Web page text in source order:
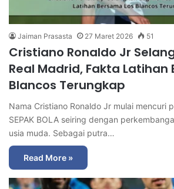
Jaiman Prasasta 27 Maret 2026 51
Cristiano Ronaldo Jr
Real Madrid, Fakta Latihan
Blancos Terungkap
Nama Cristiano Ronaldo Jr mulai mencuri
SEPAK BOLA seiring dengan
usia muda. Sebagai putra…
Read More »